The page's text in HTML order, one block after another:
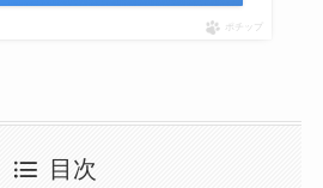
ポチップ
目次